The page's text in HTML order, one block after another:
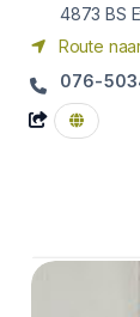
4873 BS
Route
076-